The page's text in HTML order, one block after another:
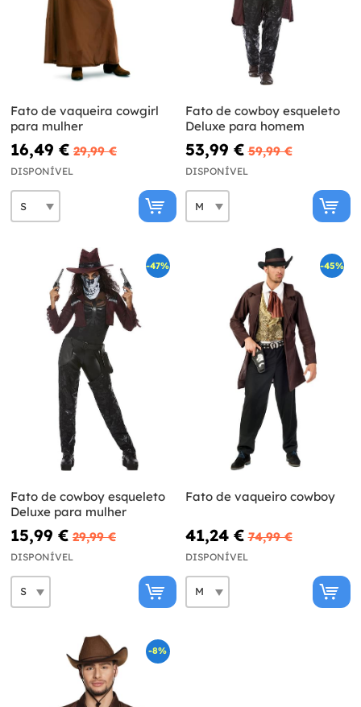
Fato de vaqueira cowgirl
para mulher
16,49 € 29,99 €
DISPONÍVEL
Fato de cowboy esqueleto
Deluxe para homem
53,99 € 59,99 €
DISPONÍVEL
-47%
Fato de cowboy esqueleto
Deluxe para mulher
15,99 € 29,99 €
DISPONÍVEL
-45%
Fato de vaqueiro cowboy
41,24 € 74,99 €
DISPONÍVEL
-8%